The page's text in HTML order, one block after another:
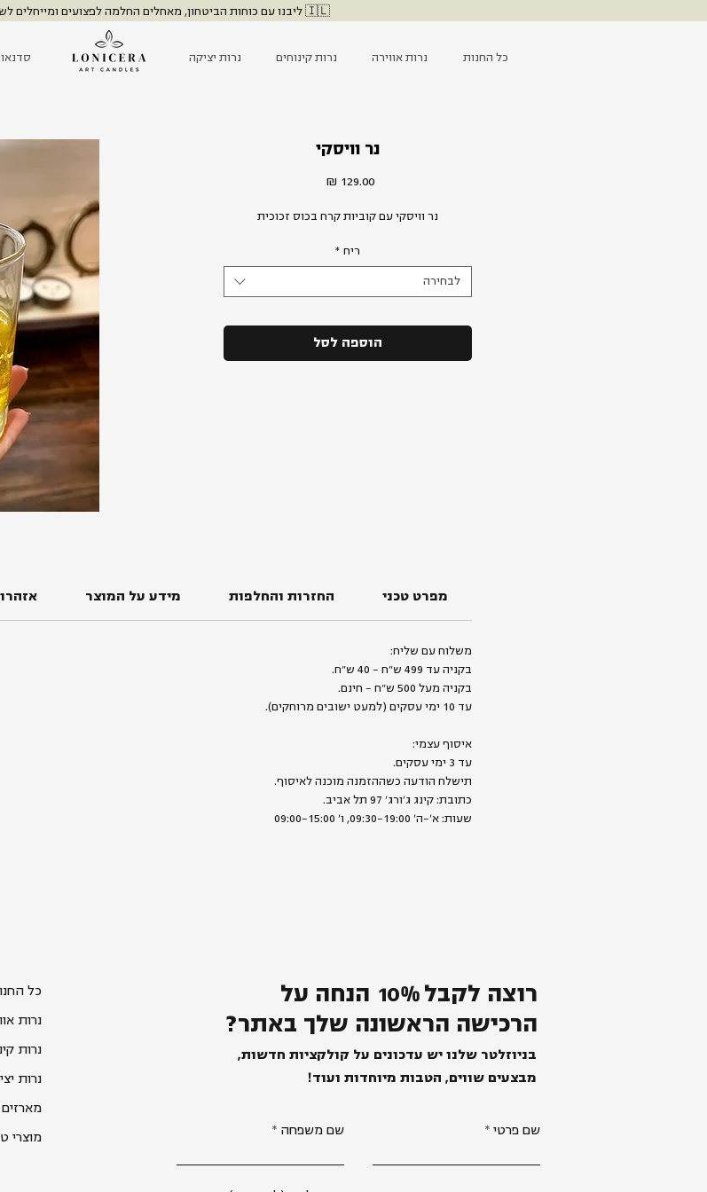
🇮🇱 ליבנו עם כוחות הביטחון, מאחלים החלמה לפצועים ומייחלים לשובם של החטופים 🇮🇱
כל החנות נרות אווירה נרות קינוחים נרות יציקה
נר וויסקי
נר וויסקי עם קוביות קרח בכוס זכוכית
ריח *
לבחירה
הוספה לסל
מידע על המוצר החזרות והחלפות מפרט טכני
משלוח עם שליח:
בקניה עד 499 ש״ח - 40 ש״ח.
בקניה מעל 500 ש״ח - חינם.
עד 10 ימי עסקים (למעט ישובים מרוחקים).
איסוף עצמי:
עד 3 ימי עסקים.
תישלח הודעה כשההזמנה מוכנה לאיסוף.
כתובת: קינג ג׳ורג׳ 97 תל אביב.
שעות: א׳-ה׳ 09:30-19:00, ו׳ 09:00-15:00
כל
נרות
נרות
נרות
מארזים
מוצרי
רוצה לקבל 10%
הנחה על
הרכישה הראשונה שלך באתר?
בניוזלטר שלנו יש עדכונים על קולקציות חדשות,
מבצעים שווים, הטבות מיוחדות ועוד!
שם משפחה שם פרטי